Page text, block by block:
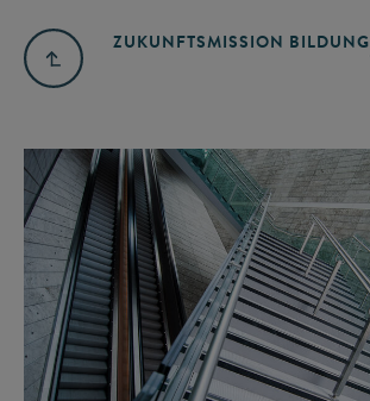
ZUKUNFTSMISSION BILDUNG